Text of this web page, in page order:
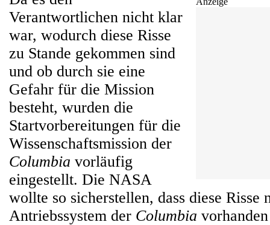
Verantwortlichen nicht klar
war, wodurch diese Risse
zu Stande gekommen sind
und ob durch sie eine
Gefahr für die Mission
besteht, wurden die
Startvorbereitungen für die
Wissenschaftsmission der
Columbia vorläufig
eingestellt. Die NASA
wollte so sicherstellen, dass diese Risse
Antriebssystem der Columbia